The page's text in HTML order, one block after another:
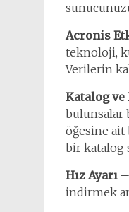
Acronis
teknoloji,
Verilerin
Katalog
bulunsalar
öğesine
bir katalog
Hız Ayarı –
indirmek